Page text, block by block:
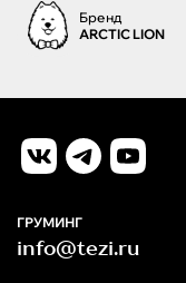
Бренд
ARCTIC LION
ГРУМИНГ
info@tezi.ru